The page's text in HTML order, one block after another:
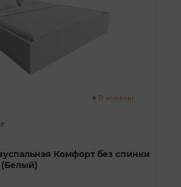
В наличии
Комфорт без спинки
(Белый)